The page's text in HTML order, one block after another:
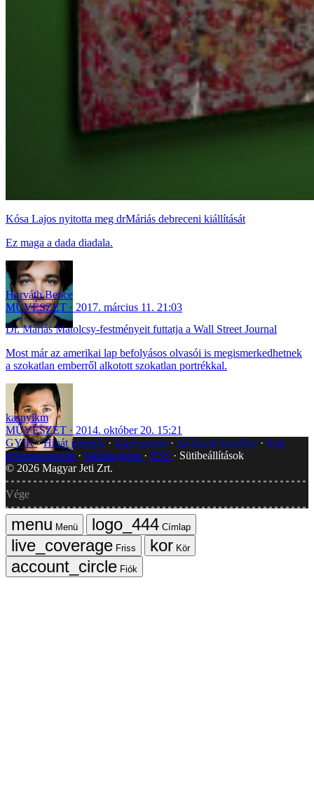
Kósa Lajos nyitotta meg drMáriás debreceni kiállítását
Ez maga a dada diadala.
Horváth Bence
MŰVÉSZET
2017. március 11. 21:03
Dr. Máriás Matolcsy-festményeit futtatja a Wall Street Journal
Most már az amerikai lap befolyásos olvasói is megismerkedhetnek
a szokatlan emberről alkotott szokatlan portrékkal.
kasnyikm
MŰVÉSZET
2014. október 20. 15:21
GYIK Hibát jelentek Impresszum Javítások kezelése
Jogi
dokumentumok
Médiaajánlat RSS
Sütibeállítások
© 2026 Magyar Jeti Zrt.
Vége
Menü
Címlap
Friss
Kör
Fiók